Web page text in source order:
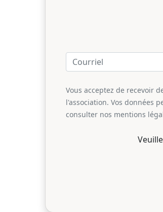
Vous acceptez de recevoir
l'association. Vos données
consulter nos mentions